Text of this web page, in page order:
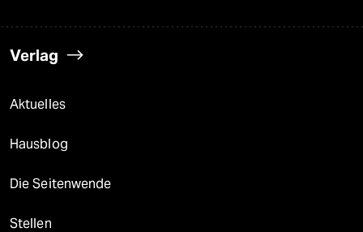
Verlag
Aktuelles
Hausblog
Die Seitenwende
Stellen